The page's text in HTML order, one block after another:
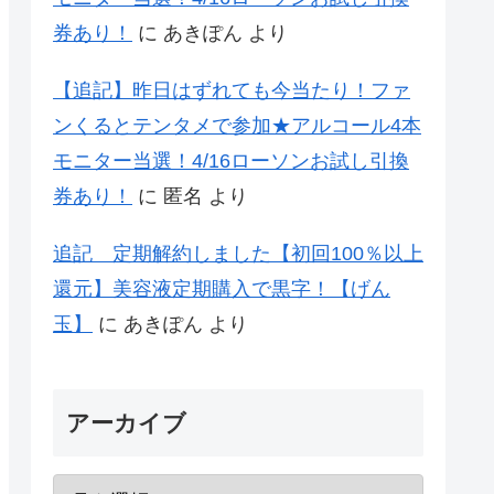
券あり！
に あきぽん より
【追記】昨日はずれても今当たり！ファ
ンくるとテンタメで参加★アルコール4本
モニター当選！4/16ローソンお試し引換
券あり！
に 匿名 より
追記 定期解約しました【初回100％以上
還元】美容液定期購入で黒字！【げん
玉】
に あきぽん より
アーカイブ